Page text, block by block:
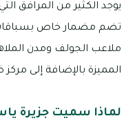
يوجد الكثير من المرافق
تضم مضمار خاص بسباقات
ملاعب الجولف ومدن
المميزة بالإضافة إلى
لماذا سميت جزيرة